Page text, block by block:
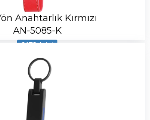
Anahtarlık Kırmızı
AN-5085-K
6472 Adet